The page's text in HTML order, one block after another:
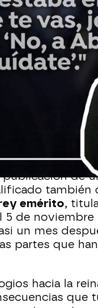
de
también
emérito,
5 de noviembre
un mes
partes que
hacia la
que